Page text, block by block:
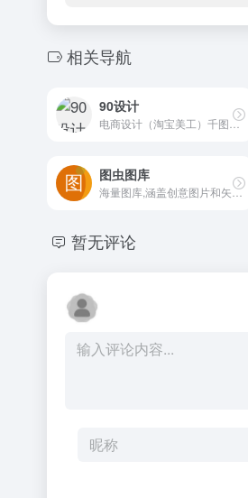
相关导航
90设计
电商设计（淘宝美工）千图免费淘宝素材库
图虫图库
海量图库,涵盖创意图片和矢量素材等
暂无评论